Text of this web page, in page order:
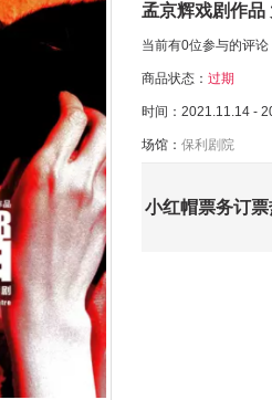
孟京辉戏剧作品
当前有0位参与的评论
商品状态： 过期
时间：2021.11.14 -
场馆： 保利剧院
小红帽票务订